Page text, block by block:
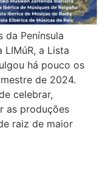
da Península
a Lista
há pouco os
de 2024.
celebrar,
as produções
raiz de maior